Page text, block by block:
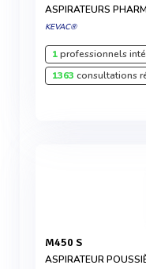
ASPIRATEURS
KEVAC®
1professionnels
1363 consultations
M450 S
ASPIRATEUR